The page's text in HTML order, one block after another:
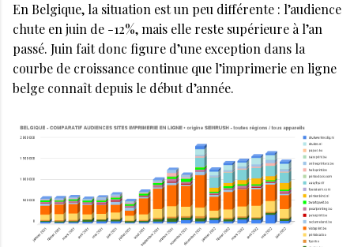
En Belgique, la situation est un peu différente : l’audience
chute en juin de -12%, mais elle reste supérieure à l’an
passé. Juin fait donc figure d’une exception dans la
courbe de croissance continue que l’imprimerie en ligne
belge connaît depuis le début d’année.